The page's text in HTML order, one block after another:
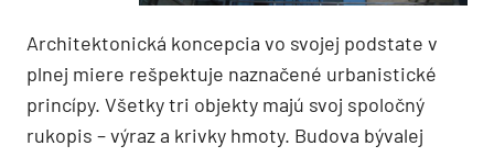
Architektonická koncepcia vo svojej podstate v
plnej miere rešpektuje naznačené urbanistické
princípy. Všetky tri objekty majú svoj spoločný
rukopis – výraz a krivky hmoty. Budova bývalej